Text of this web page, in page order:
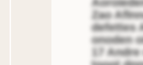
Zao
defettes
onoden
17